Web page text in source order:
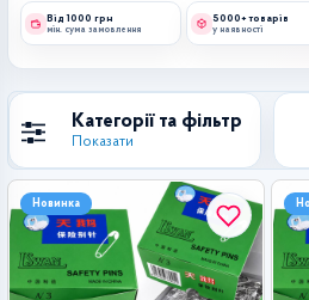
Від 1000 грн
мін. сума замовлення
5000+ товарів
у наявності
Категорії та фільтр
Показати
Новинка